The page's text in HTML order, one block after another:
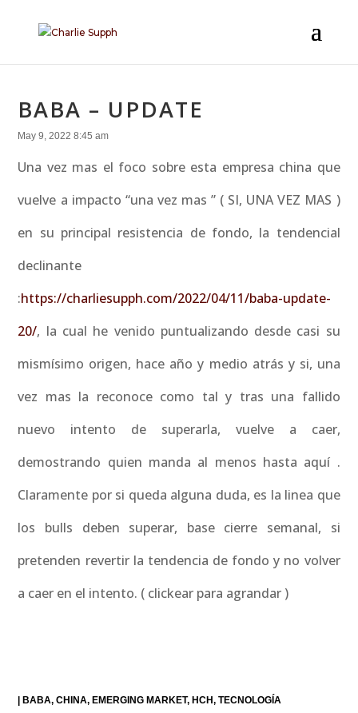
BABA – UPDATE
May 9, 2022 8:45 am
Una vez mas el foco sobre esta empresa china que
vuelve a impacto “una vez mas ” ( SI, UNA VEZ MAS )
en su principal resistencia de fondo, la tendencial
declinante
:https://charliesupph.com/2022/04/11/baba-update-
20/, la cual he venido puntualizando desde casi su
mismísimo origen, hace año y medio atrás y si, una
vez mas la reconoce como tal y tras una fallido
nuevo intento de superarla, vuelve a caer,
demostrando quien manda al menos hasta aquí .
Claramente por si queda alguna duda, es la linea que
los bulls deben superar, base cierre semanal, si
pretenden revertir la tendencia de fondo y no volver
a caer en el intento. ( clickear para agrandar )
BABA CHINA EMERGING MARKET HCH TECNOLOGÍA